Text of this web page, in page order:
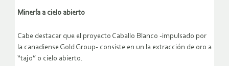
Minería a cielo abierto
Cabe destacar que el proyecto Caballo Blanco -impulsado por
la canadiense Gold Group- consiste en un la extracción de oro a
“tajo” o cielo abierto.